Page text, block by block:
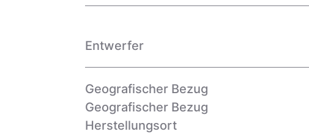
Entwerfer
Geografischer Bezug
Geografischer Bezug
Herstellungsort